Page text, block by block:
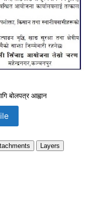
बोलपत्र आह्वान